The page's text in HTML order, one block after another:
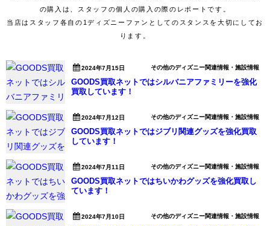
の購入は、スタッフの個人の購入の際のレポートです。
当店はスタッフ各自の1ディズニーファンとしてのスタンスを大切にしてお
ります。
2024年7月15日 その他のディズニー関連情報・施設情報
GOODS買取ネットではシルバニアファミリーを強化
買取しています！
2024年7月12日 その他のディズニー関連情報・施設情報
GOODS買取ネットではジブリ関連グッズを強化買取
しています！
2024年7月11日 その他のディズニー関連情報・施設情報
GOODS買取ネットではちいかわグッズを強化買取し
ています！
2024年7月10日 その他のディズニー関連情報・施設情報